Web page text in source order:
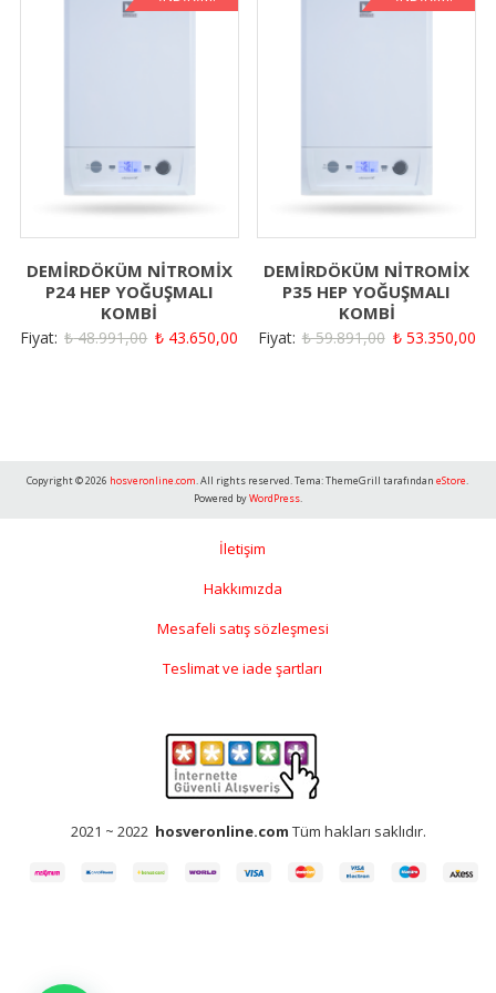
DEMİRDÖKÜM NİTROMİX
P24 HEP YOĞUŞMALI
KOMBİ
Fiyat: ₺48.991,00 Orijinal
₺ 43.650,00
DEMİRDÖKÜM NİTROMİX
P35 HEP YOĞUŞMALI
KOMBİ
Fiyat: ₺59.891,00 Orijinal
₺53.350,00Şu
Copyright © 2026 hosveronline.com . All rights reserved. Tema: ThemeGrill tarafındaneStore
Powered byWordPress.
İletişim
Hakkımızda
Mesafeli satış sözleşmesi
Teslimat ve iade şartları
2021 ~ 2022 hosveronline.com Tüm hakları saklıdır.